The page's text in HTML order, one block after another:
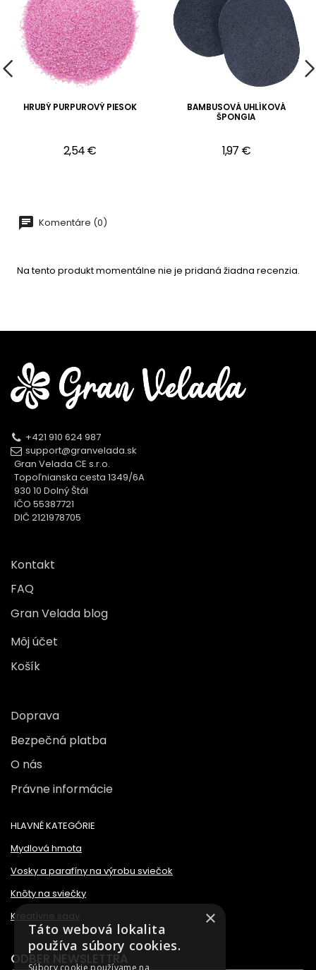
HRUBÝ PURPUROVÝ PIESOK
2,54 €
BAMBUSOVÁ UHLÍKOVÁ
ŠPONGIA
1,97 €
Komentáre (0)
Na tento produkt momentálne nie je pridaná žiadna recenzia.
+421 910 624 987
support@granvelada.sk
Gran Velada CE s.r.o.
Topoľnianska cesta 1349/6A
930 10 Dolný Štál
IČO 55387721
DIČ 2121978705
Kontakt
FAQ
Gran Velada blog
Môj účet
Košík
Doprava
Bezpečná platba
O nás
Právne informácie
HLAVNÉ KATEGÓRIE
Mydlová hmota
Vosky a parafíny na výrobu sviečok
Knôty na sviečky
Kreatívne sady
ODBER NEWSLETTRA
×
Táto webová lokalita
používa súbory cookies.
Súbory cookie používame na